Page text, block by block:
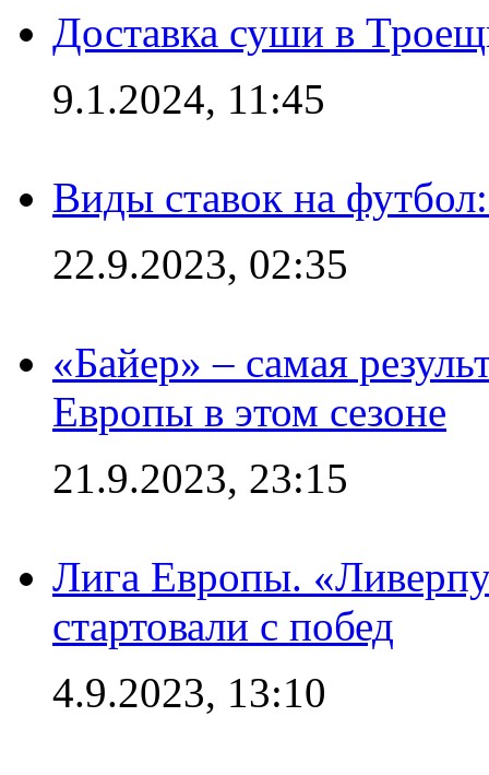
Доставка суши в
9.1.2024, 11:45
Виды ставок на
22.9.2023, 02:35
«Байер» – самая
Европы в этом сезоне
21.9.2023, 23:15
Лига Европы.
стартовали с побед
4.9.2023, 13:10